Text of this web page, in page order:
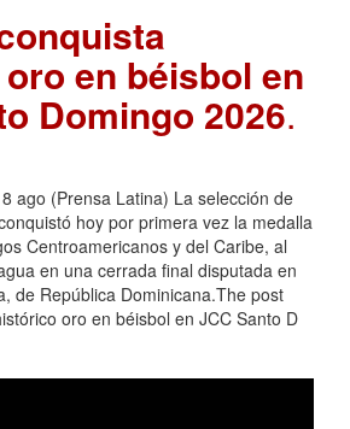
en béisbol en
Domingo 2026.
ago (Prensa Latina) La selección de
hoy por primera vez la medalla
Centroamericanos y del Caribe, al
en una cerrada final disputada en
de República Dominicana.The post
oro en béisbol en JCC Santo D